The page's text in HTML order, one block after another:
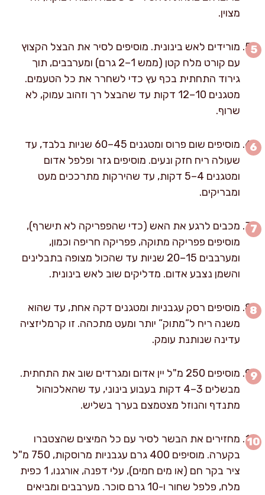
מצוין.
מורידים לאש בינונית. מוסיפים לסיר את הבצל הקצוץ
עם קורט מלח קטן (ממש 1–2 גרם) ומערבבים, תוך
גירוד התחתית בכף עץ כדי לשחרר את כל הטעמים.
מטגנים 10–12 דקות עד שהבצל רך וזהוב עמוק, לא
שרוף.
מוסיפים שום פרוס ומטגנים 45–60 שניות בלבד, עד
שעולה ריח חזק ונעים. מוסיפים גזר ופלפל אדום
ומטגנים 4–5 דקות, עד שהירקות מתרככים מעט
ומבריקים.
מכבים לרגע את האש (כדי שהפפריקה לא תישרף),
מוסיפים פפריקה מתוקה, פפריקה חריפה וכמון,
ומערבבים 15–20 שניות עד שהכול מצופה בתבלינים
והשמן נצבע אדום. מדליקים שוב לאש בינונית.
מוסיפים רסק עגבניות ומטגנים דקה אחת, עד שהוא
משנה ריח ל”מתוק” יותר ומעט מתכהה. זו קרמליזציה
עדינה שנותנת עומק.
מוסיפים 250 מ"ל יין אדום ומגרדים שוב את התחתית.
מבשלים 3–4 דקות בעבוע בינוני, עד שהאלכוהול
מתנדף והנוזל מצטמצם בערך בשליש.
מחזירים את הבשר לסיר עם כל המיצים שהצטברו
בקערה. מוסיפים 400 גרם עגבניות מרוסקות, 750 מ"ל
ציר בקר חם (או מים חמים), עלי דפנה, אורגנו, 1 כפית
מלח, פלפל שחור ו-10 גרם סוכר. מערבבים ומביאים